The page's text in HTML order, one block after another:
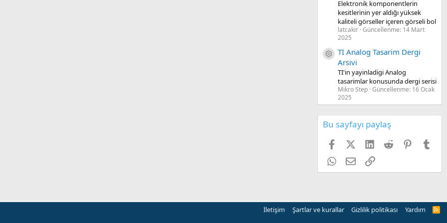
Elektronik komponentlerin
kesitlerinin yer aldığı yüksek
kaliteli görseller içeren görseli bol
latcakir Güncellenme: 14 Mart
2025
Kaynak ikon/amblem
TI Analog Tasarim Dergi
Arsivi
TI'in yayinladigi Analog
tasarimlar konusunda dergi serisi
Mikro Step Güncellenme: 16 Ocak
2025
Bu sayfayı paylaş
FacebookX (Twitter)
LinkedIn
Reddit Pinterest
WhatsApp
E-postaLink
İletişim Şartlar ve kurallar Gizlilik politikası Yardım
R